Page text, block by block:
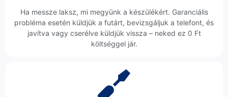
Ha messze laksz, mi megyünk a készülékért. Garanciális
probléma esetén küldjük a futárt, bevizsgáljuk a telefont, és
javítva vagy cserélve küldjük vissza – neked ez 0 Ft
költséggel jár.